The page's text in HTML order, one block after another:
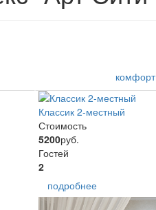
комфорт
Классик 2-местный
Стоимость
5200руб.
Гостей
2
подробнее